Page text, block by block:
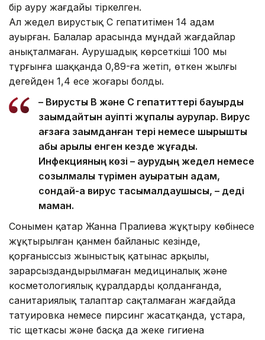
бір ауру жағдайы тіркелген.
Ал жедел вирустық С гепатитімен 14 адам
ауырған. Балалар арасында мұндай жағдайлар
анықталмаған. Аурушаңдық көрсеткіші 100 мың
тұрғынға шаққанда 0,89-ға жетіп, өткен жылғы
деңгейден 1,4 есе жоғары болды.
– Вирустық В және С гепатиттері бауырды
зақымдайтын қауіпті жұқпалы аурулар. Вирус
ағзаға зақымданған тері немесе шырышты
қабық арқылы енген кезде жұғады.
Инфекцияның көзі – аурудың жедел немесе
созылмалы түрімен ауыратын адам,
сондай-ақ вирус тасымалдаушысы, – деді
маман.
Сонымен қатар Жанна Пралиева жұқтыру көбінесе
жұқтырылған қанмен байланыс кезінде,
қорғаныссыз жыныстық қатынас арқылы,
зарарсыздандырылмаған медициналық және
косметологиялық құралдарды қолданғанда,
санитариялық талаптар сақталмаған жағдайда
татуировка немесе пирсинг жасатқанда, ұстара,
тіс щеткасы және басқа да жеке гигиена